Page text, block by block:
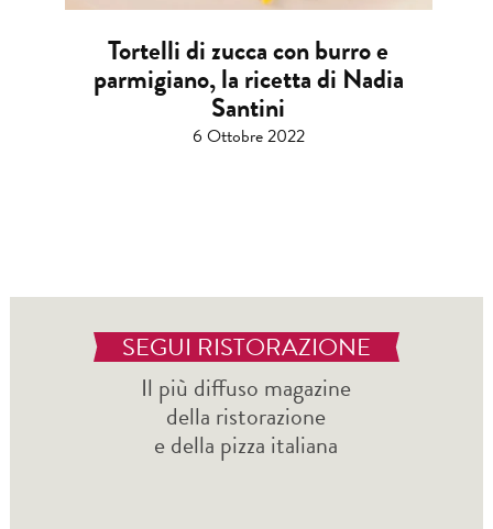
Tortelli di zucca con burro e
parmigiano, la ricetta di Nadia
Santini
6 Ottobre 2022
SEGUI RISTORAZIONE
Il più diffuso magazine
della ristorazione
e della pizza italiana